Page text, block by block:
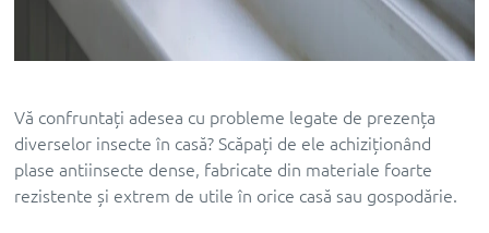
Vă confruntați adesea cu probleme legate de prezența
diverselor insecte în casă? Scăpați de ele achiziționând
plase antiinsecte dense, fabricate din materiale foarte
rezistente și extrem de utile în orice casă sau gospodărie.